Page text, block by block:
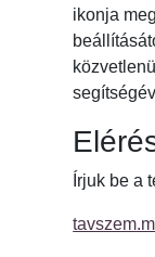
ikonja
Írjuk be a